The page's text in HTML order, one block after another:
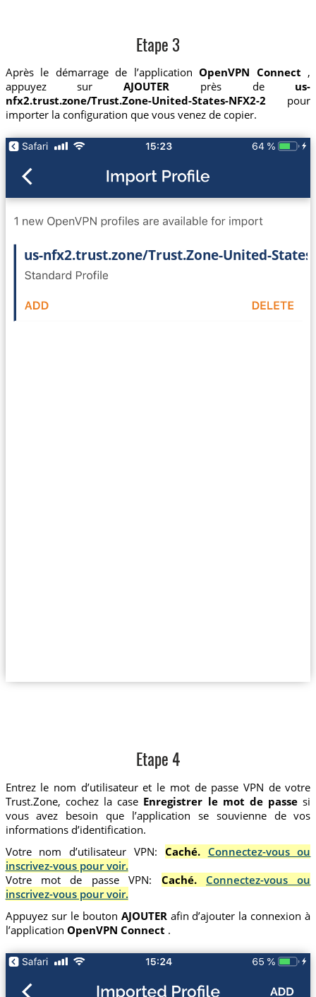
Etape 3
Après le démarrage de l’applicationOpenVPN Connect ,
appuyez surAJOUTER près de us-
nfx2.trust.zone/Trust.Zone-United-States-NFX2-2pour
importer la configuration que vous venez de copier.
us-nfx2.trust.zone/Trust.Zone-United-
Etape 4
Entrez le nom d’utilisateur et le mot de passe VPN de votre
Trust.Zone, cochez la case Enregistrer le mot de passe si
vous avez besoin que l’application se souvienne de vos
informations d’identification.
Votre nom d’utilisateur VPN: Caché. Connectez-vous ou
inscrivez-vous pour voir.
Votre mot de passe VPN: Caché. Connectez-vous ou
inscrivez-vous pour voir.
Appuyez sur le bouton AJOUTERafin d’ajouter la connexion à
l’application OpenVPN Connect .